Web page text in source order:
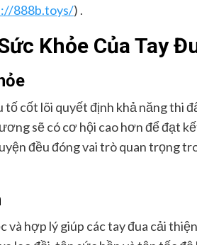
888b.toys/) .
Khỏe Của Tay
tố cốt lõi quyết định khả năng thi
sẽ có cơ hội cao hơn để đạt
đều đóng vai trò quan trọng
và hợp lý giúp các tay đua cải